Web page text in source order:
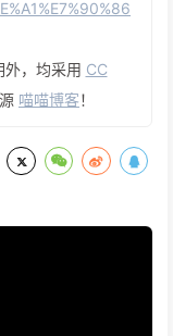
外，均采用 CC
喵喵博客！